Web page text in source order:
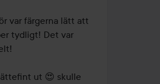
var färgerna lätt att
tydligt! Det var
ut 😍 skulle